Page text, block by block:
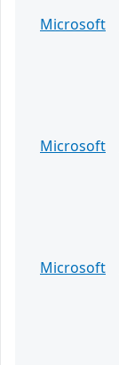
Microsoft
Microsoft
Microsoft